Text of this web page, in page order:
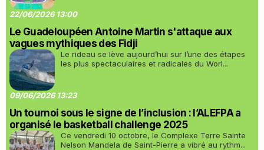
22/06/2026 13:00
Le Guadeloupéen Antoine Martin s'attaque aux
vagues mythiques des Fidji
Le rideau se lève aujourd’hui sur l’une des étapes
les plus spectaculaires et radicales du Worl...
09/06/2026 13:23
Un tournoi sous le signe de l’inclusion : l’ALEFPA a
organisé le basketball challenge 2025
Ce vendredi 10 octobre, le Complexe Terre Sainte
Nelson Mandela de Saint-Pierre a vibré au rythm...